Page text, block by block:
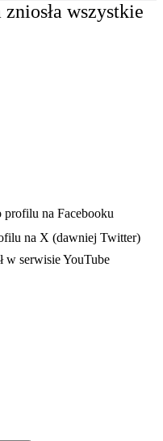
wszystkie
karcie
profilu na Facebooku
na X (dawniej Twitter)
karcie
w serwisie YouTube